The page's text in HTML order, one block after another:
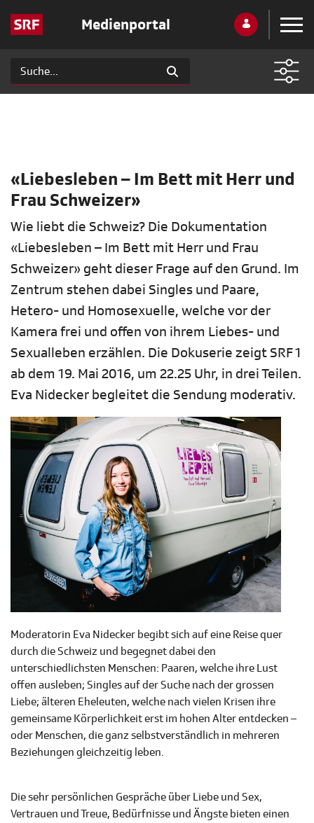
Medienportal
«Liebesleben – Im Bett mit Herr und
Frau Schweizer»
Wie liebt die Schweiz? Die Dokumentation
«Liebesleben – Im Bett mit Herr und Frau
Schweizer» geht dieser Frage auf den Grund. Im
Zentrum stehen dabei Singles und Paare,
Hetero- und Homosexuelle, welche vor der
Kamera frei und offen von ihrem Liebes- und
Sexualleben erzählen. Die Dokuserie zeigt SRF 1
ab dem 19. Mai 2016, um 22.25 Uhr, in drei Teilen.
Eva Nidecker begleitet die Sendung moderativ.
Moderatorin Eva Nidecker begibt sich auf eine Reise quer
durch die Schweiz und begegnet dabei den
unterschiedlichsten Menschen: Paaren, welche ihre Lust
offen ausleben; Singles auf der Suche nach der grossen
Liebe; älteren Eheleuten, welche nach vielen Krisen ihre
gemeinsame Körperlichkeit erst im hohen Alter entdecken –
oder Menschen, die ganz selbstverständlich in mehreren
Beziehungen gleichzeitig leben.
Die sehr persönlichen Gespräche über Liebe und Sex,
Vertrauen und Treue, Bedürfnisse und Ängste bieten einen